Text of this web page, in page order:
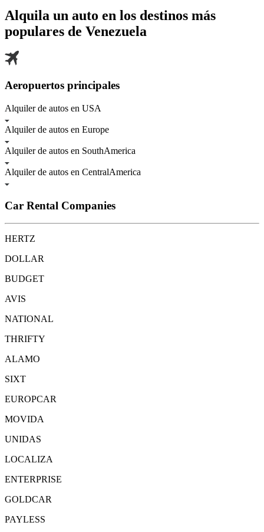
Alquila un auto en los destinos más
populares de Venezuela
Aeropuertos principales
Alquiler de autos en USA
Alquiler de autos en Europe
Alquiler de autos en SouthAmerica
Alquiler de autos en CentralAmerica
Car Rental Companies
HERTZ
DOLLAR
BUDGET
AVIS
NATIONAL
THRIFTY
ALAMO
SIXT
EUROPCAR
MOVIDA
UNIDAS
LOCALIZA
ENTERPRISE
GOLDCAR
PAYLESS